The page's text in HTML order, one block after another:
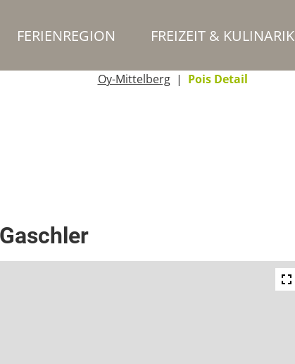
FERIENREGION FREIZEIT & KULINARIK
Oy-Mittelberg
Pois Detail